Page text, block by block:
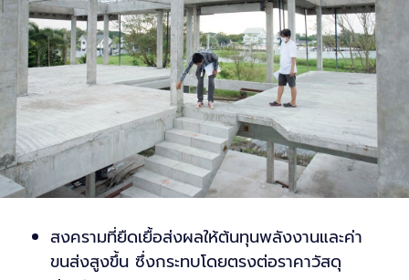
สงครามที่ยืดเยื้อส่งผลให้ต้นทุนพลังงานและค่า
ขนส่งสูงขึ้น ซึ่งกระทบโดยตรงต่อราคาวัสดุ